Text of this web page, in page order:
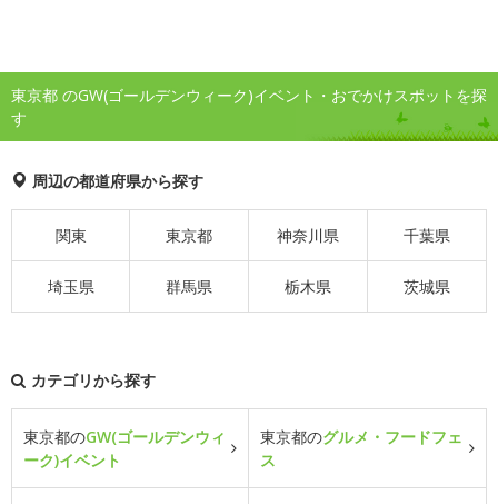
東京都 のGW(ゴールデンウィーク)イベント・おでかけスポットを探
す
周辺の都道府県から探す
関東 東京都 神奈川県 千葉県
埼玉県 群馬県 栃木県 茨城県
カテゴリから探す
東京都のGW(ゴールデンウィ
ーク)イベント
東京都のグルメ・フードフェ
ス